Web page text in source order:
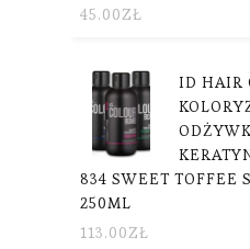
45.00ZŁ
ID HAIR
834 SWEET TOFFEE
250ML
113.00ZŁ